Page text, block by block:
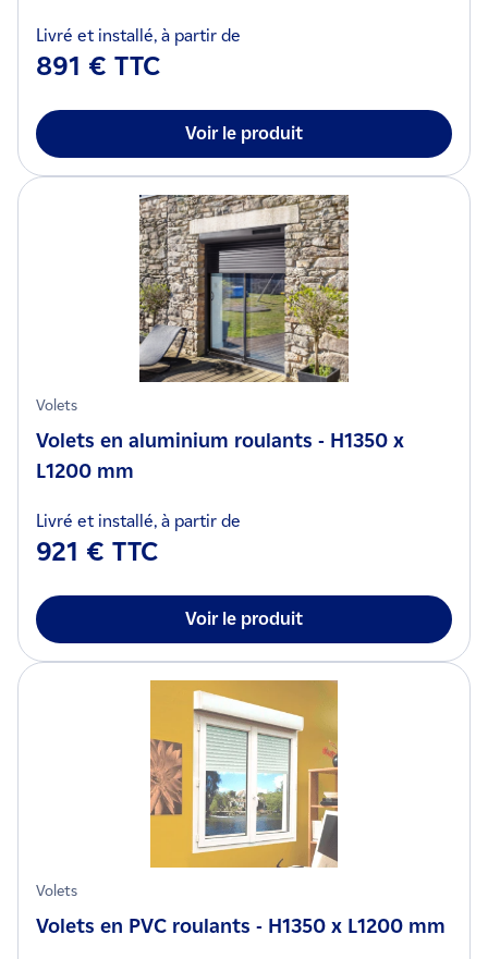
Livré et installé, à partir de
891 € TTC
Voir le produit
Volets
Volets en aluminium roulants - H1350 x
L1200 mm
Livré et installé, à partir de
921 € TTC
Voir le produit
Volets
Volets en PVC roulants - H1350 x L1200 mm